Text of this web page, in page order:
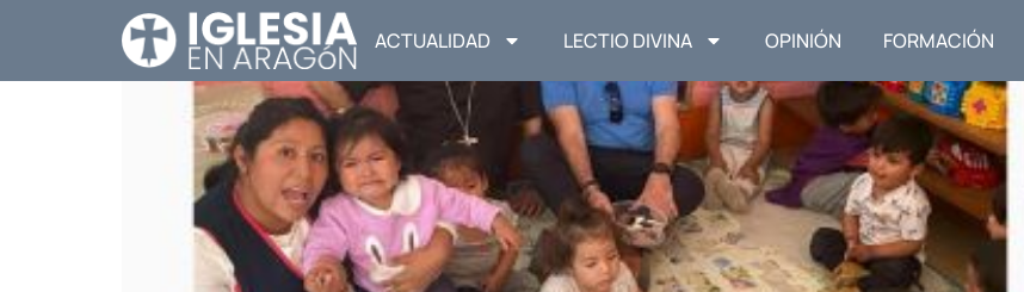
ACTUALIDAD LECTIO DIVINA OPINIÓN FORMACIÓN